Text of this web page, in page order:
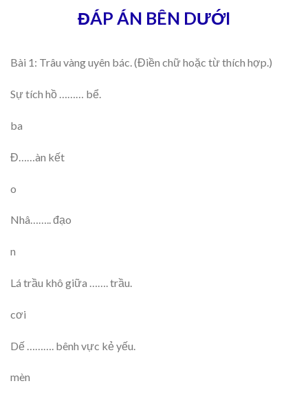
ĐÁP ÁN BÊN DƯỚI
Bài 1: Trâu vàng uyên bác. (Điền chữ hoặc từ thích hợp.)
Sự tích hồ ……… bể.
ba
Đ……àn kết
o
Nhâ…….. đạo
n
Lá trầu khô giữa ……. trầu.
cơi
Dế ………. bênh vực kẻ yếu.
mèn